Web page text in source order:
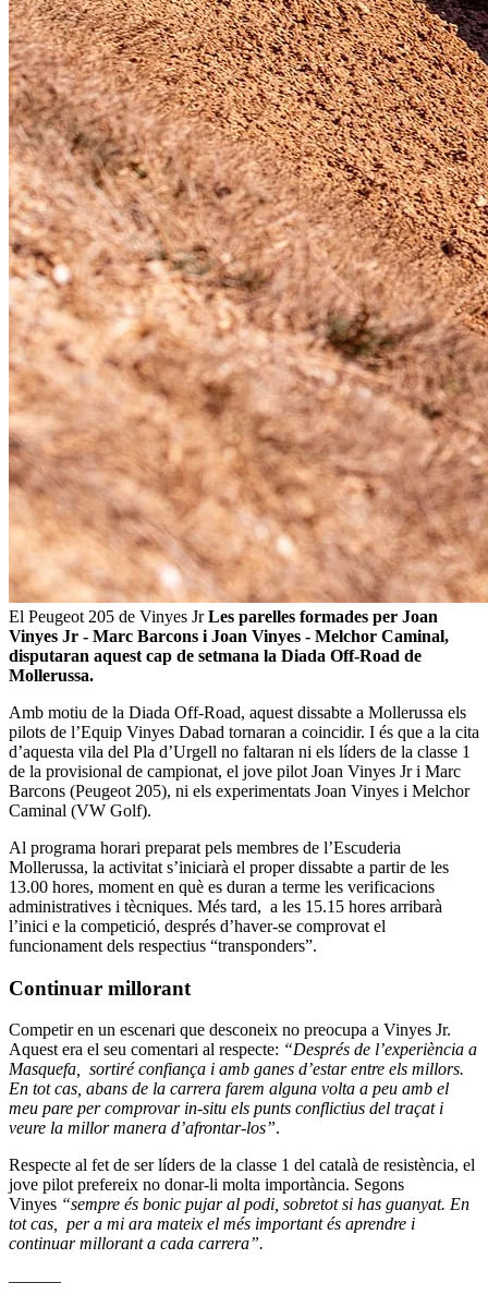
El Peugeot 205 de Vinyes JrLes parelles formades per Joan
Vinyes Jr - Marc Barcons i Joan Vinyes - Melchor Caminal,
disputaran aquest cap de setmana la Diada Off-Road de
Mollerussa.
Amb motiu de la Diada Off-Road, aquest dissabte a Mollerussa els
pilots de l’Equip Vinyes Dabad tornaran a coincidir. I és que a la cita
d’aquesta vila del Pla d’Urgell no faltaran ni els líders de la classe 1
de la provisional de campionat, el jove pilot Joan Vinyes Jr i Marc
Barcons (Peugeot 205), ni els experimentats Joan Vinyes i Melchor
Caminal (VW Golf).
Al programa horari preparat pels membres de l’Escuderia
Mollerussa, la activitat s’iniciarà el proper dissabte a partir de les
13.00 hores, moment en què es duran a terme les verificacions
administratives i tècniques. Més tard, a les 15.15 hores arribarà
l’inici e la competició, després d’haver-se comprovat el
funcionament dels respectius “transponders”.
Continuar millorant
Competir en un escenari que desconeix no preocupa a Vinyes Jr.
Aquest era el seu comentari al respecte: “Després de l’experiència a
Masquefa, sortiré confiança i amb ganes d’estar entre els millors.
En tot cas, abans de la carrera farem alguna volta a peu amb el
meu pare per comprovar in-situ els punts conflictius del traçat i
veure la millor manera d’afrontar-los”.
Respecte al fet de ser líders de la classe 1 del català de resistència, el
jove pilot prefereix no donar-li molta importància. Segons
Vinyes “sempre és bonic pujar al podi, sobretot si has guanyat. En
tot cas, per a mi ara mateix el més important és aprendre i
continuar millorant a cada carrera”.
———